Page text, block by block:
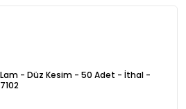
Lam - Düz Kesim - 50 Adet - İthal -
7102